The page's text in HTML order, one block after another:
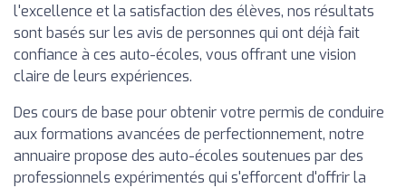
l'excellence et la satisfaction des élèves, nos résultats
sont basés sur les avis de personnes qui ont déjà fait
confiance à ces auto-écoles, vous offrant une vision
claire de leurs expériences.
Des cours de base pour obtenir votre permis de conduire
aux formations avancées de perfectionnement, notre
annuaire propose des auto-écoles soutenues par des
professionnels expérimentés qui s'efforcent d'offrir la